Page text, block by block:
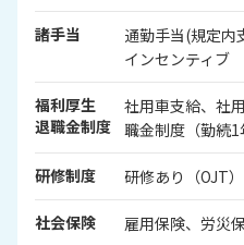
諸手当
通勤手当(規定内
インセンティブ
福利厚生
退職金制度
社用車支給、社
職金制度（勤続
研修制度 研修あり（OJT）
社会保険 雇用保険、労災